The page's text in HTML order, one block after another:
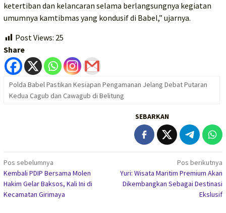
ketertiban dan kelancaran selama berlangsungnya kegiatan
umumnya kamtibmas yang kondusif di Babel,” ujarnya.
Post Views: 25
Share
Polda Babel Pastikan Kesiapan Pengamanan Jelang Debat Putaran
Kedua Cagub dan Cawagub di Belitung
SEBARKAN
Navigasi
pos
Pos sebelumnya
Kembali PDIP Bersama Molen
Hakim Gelar Baksos, Kali Ini di
Kecamatan Girimaya
Pos berikutnya
Yuri: Wisata Maritim Premium Akan
Dikembangkan Sebagai Destinasi
Ekslusif